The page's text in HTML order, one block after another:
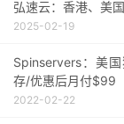
弘速云：香港、美
2025-02-19
Spinservers：美
存/优惠后月付$99
2022-02-22